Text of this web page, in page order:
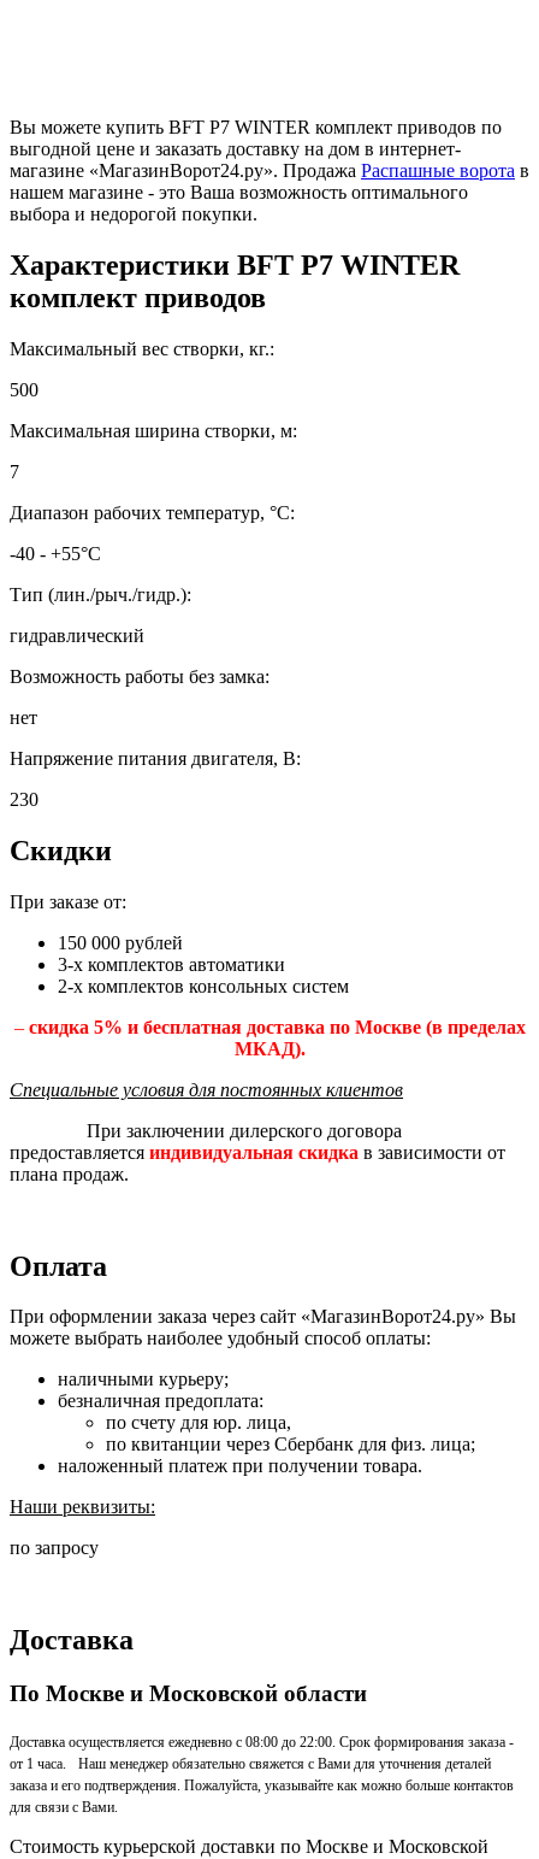
Вы можете купить BFT P7 WINTER комплект приводов по
выгодной цене и заказать доставку на дом в интернет-
магазине «МагазинВорот24.ру». Продажа Распашные ворота в
нашем магазине - это Ваша возможность оптимального
выбора и недорогой покупки.
Характеристики BFT P7 WINTER
комплект приводов
Максимальный вес створки, кг.:
500
Максимальная ширина створки, м:
7
Диапазон рабочих температур, °C:
-40 - +55°C
Тип (лин./рыч./гидр.):
гидравлический
Возможность работы без замка:
нет
Напряжение питания двигателя, В:
230
Скидки
При заказе от:
150 000 рублей
3-х комплектов автоматики
2-х комплектов консольных систем
– скидка 5% и бесплатная доставка по Москве (в пределах
МКАД).
Специальные условия для постоянных клиентов
При заключении дилерского договора
предоставляется индивидуальная скидка в зависимости от
плана продаж.
Оплата
При оформлении заказа через сайт «МагазинВорот24.ру» Вы
можете выбрать наиболее удобный способ оплаты:
наличными курьеру;
безналичная предоплата:
по счету для юр. лица,
по квитанции через Сбербанк для физ. лица;
наложенный платеж при получении товара.
Наши реквизиты:
по запросу
Доставка
По Москве и Московской области
Доставка осуществляется ежедневно с 08:00 до 22:00. Срок формирования заказа -
от 1 часа. Наш менеджер обязательно свяжется с Вами для уточнения деталей
заказа и его подтверждения. Пожалуйста, указывайте как можно больше контактов
для связи с Вами.
Стоимость курьерской доставки по Москве и Московской